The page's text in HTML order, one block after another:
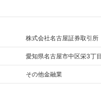
株式会社名古屋証券取引所
愛知県名古屋市中区栄3丁
その他金融業